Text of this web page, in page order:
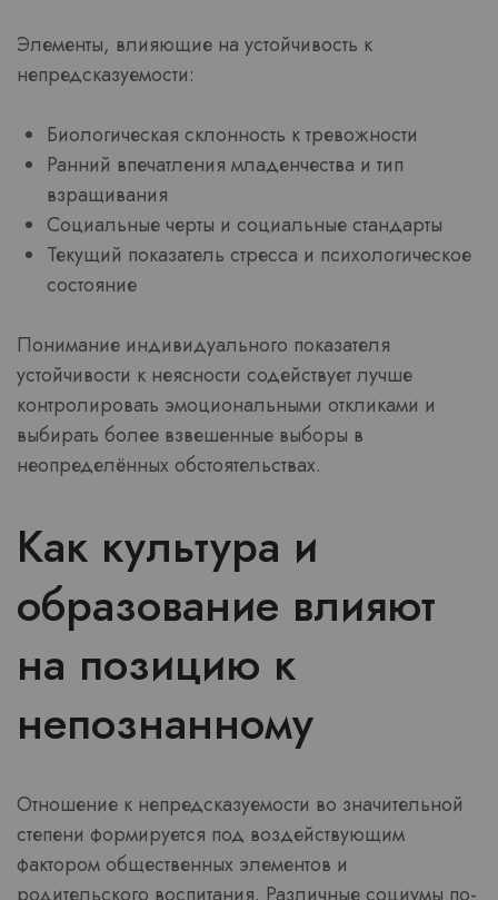
Элементы, влияющие на устойчивость к
непредсказуемости:
Биологическая склонность к тревожности
Ранний впечатления младенчества и тип
взращивания
Социальные черты и социальные стандарты
Текущий показатель стресса и психологическое
состояние
Понимание индивидуального показателя
устойчивости к неясности содействует лучше
контролировать эмоциональными откликами и
выбирать более взвешенные выборы в
неопределённых обстоятельствах.
Как культура и
образование влияют
на позицию к
непознанному
Отношение к непредсказуемости во значительной
степени формируется под воздействующим
фактором общественных элементов и